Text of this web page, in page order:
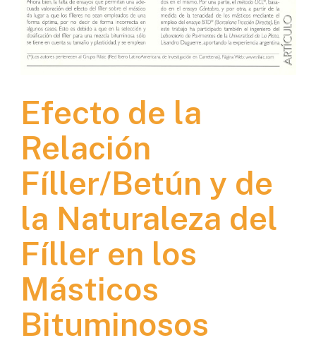
Efecto de la
Relación
Fíller/Betún y de
la Naturaleza del
Fíller en los
Másticos
Bituminosos